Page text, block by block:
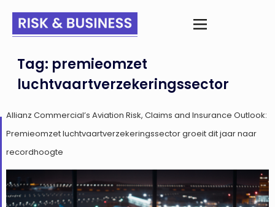
Tag: premieomzet
luchtvaartverzekeringssector
Allianz Commercial’s Aviation Risk, Claims and Insurance Outlook:
Premieomzet luchtvaartverzekeringssector groeit dit jaar naar
recordhoogte